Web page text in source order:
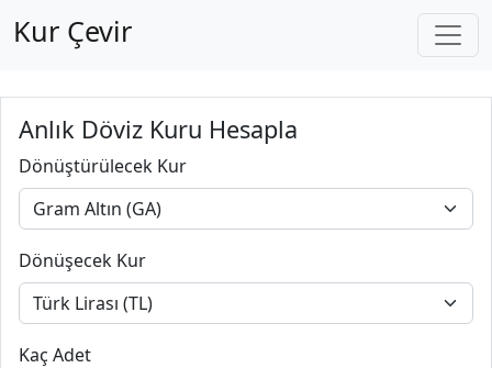
Kur Çevir
Anlık Döviz Kuru Hesapla
Dönüştürülecek Kur
Dönüşecek Kur
Kaç Adet